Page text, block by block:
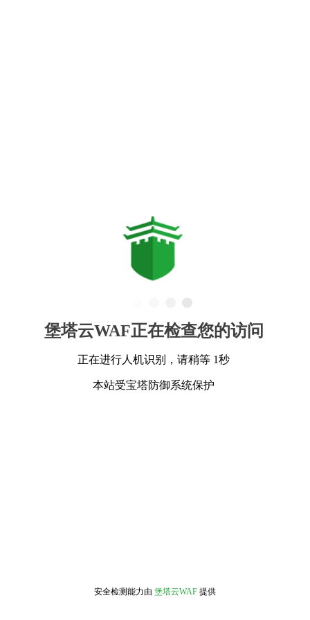
堡塔云WAF正在检查您的访问
正在进行人机识别，请稍等 1秒
本站受宝塔防御系统保护
安全检测能力由 堡塔云WAF 提供